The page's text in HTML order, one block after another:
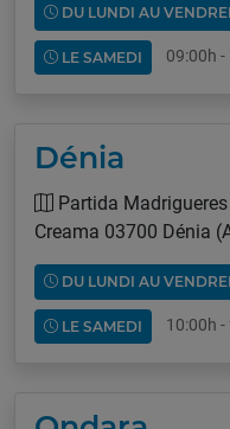
DU LUNDI AU
LE SAMEDI 09:00h
Dénia
Partida
Creama 03700 Dénia
DU LUNDI AU
LE SAMEDI 10:00h